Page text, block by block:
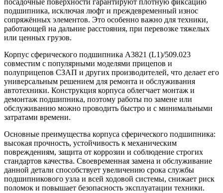
посадочные поверхности гарантируют плотную фиксацию
подшипника, исключая люфт и преждевременный износ
сопряжённых элементов. Это особенно важно для техники,
работающей на дальние расстояния, при перевозке тяжелых
или ценных грузов.
Корпус сферического подшипника A3821 (L1)/509.023
совместим с популярными моделями прицепов и
полуприцепов СЗАП и других производителей, что делает его
универсальным решением для ремонта и обслуживания
автотехники. Конструкция корпуса облегчает монтаж и
демонтаж подшипника, поэтому работы по замене или
обслуживанию можно проводить быстро и с минимальными
затратами времени.
Основные преимущества корпуса сферического подшипника:
высокая прочность, устойчивость к механическим
повреждениям, защита от коррозии и соблюдение строгих
стандартов качества. Своевременная замена и обслуживание
данной детали способствует увеличению срока службы
подшипникового узла и всей ходовой системы, снижает риск
поломок и повышает безопасность эксплуатации техники.